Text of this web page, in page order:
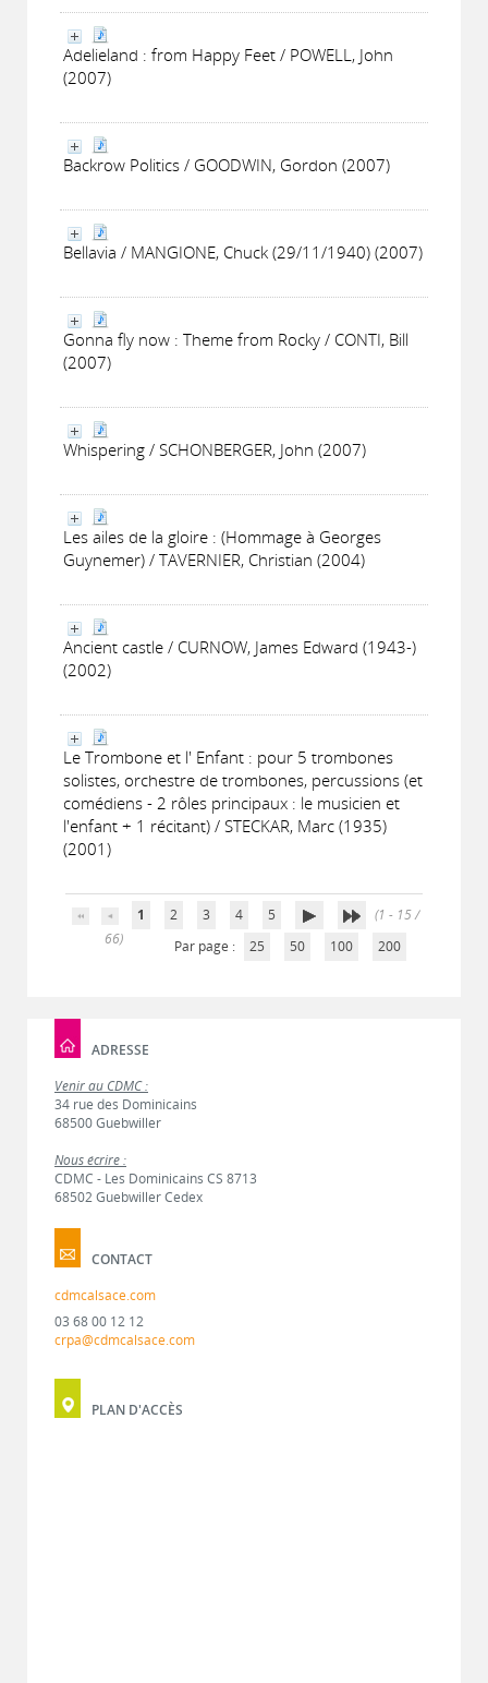
Adelieland : from Happy Feet / POWELL, John
(2007)
Backrow Politics / GOODWIN, Gordon (2007)
Bellavia / MANGIONE, Chuck (29/11/1940) (2007)
Gonna fly now : Theme from Rocky / CONTI, Bill
(2007)
Whispering / SCHONBERGER, John (2007)
Les ailes de la gloire : (Hommage à Georges
Guynemer) / TAVERNIER, Christian (2004)
Ancient castle / CURNOW, James Edward (1943-)
(2002)
Le Trombone et l' Enfant : pour 5 trombones
solistes, orchestre de trombones, percussions (et
comédiens - 2 rôles principaux : le musicien et
l'enfant + 1 récitant) / STECKAR, Marc (1935)
(2001)
1 2 3 4 5
(1 - 15 /
66)
Par page : 25 50 100 200
ADRESSE
Venir au CDMC :
34 rue des Dominicains
68500 Guebwiller
Nous écrire :
CDMC - Les Dominicains CS 8713
68502 Guebwiller Cedex
CONTACT
cdmcalsace.com
03 68 00 12 12
crpa@cdmcalsace.com
PLAN D'ACCÈS